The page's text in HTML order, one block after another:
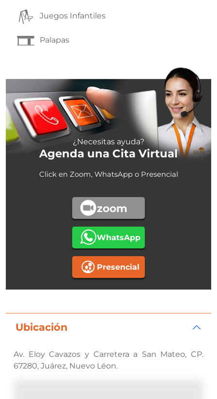
Juegos Infantiles
Palapas
¿Necesitas ayuda?
Agenda una Cita Virtual
Click en Zoom, WhatsApp o Presencial
zoom
WhatsApp
Presencial
Ubicación
Av. Eloy Cavazos y Carretera a San Mateo, CP.
67280, Juárez, Nuevo Léon.